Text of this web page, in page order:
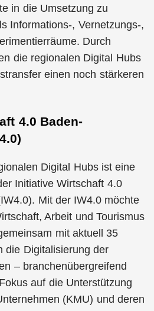
in die Umsetzung zu
Informations-, Vernetzungs-,
Durch
die regionalen Digital Hubs
einen noch stärkeren
4.0 Baden-
Digital Hubs ist eine
Initiative Wirtschaft 4.0
Mit der IW4.0 möchte
Arbeit und Tourismus
mit aktuell 35
die Digitalisierung der
– branchenübergreifend
auf die Unterstützung
(KMU) und deren